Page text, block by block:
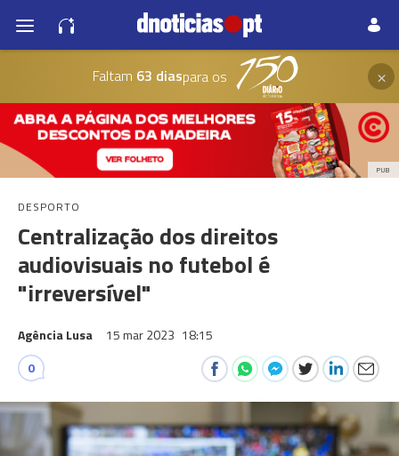
Faltam 63 diaspara os ×
PUB
DESPORTO
Centralização dos direitos
audiovisuais no futebol é
"irreversível"
Agência Lusa 15 mar 2023 18:15
0